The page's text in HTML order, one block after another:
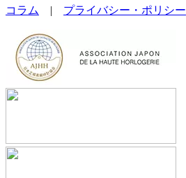
コラム | プライバシー・ポリシー